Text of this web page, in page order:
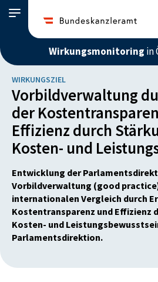
Wirkungsmonitoring in
WIRKUNGSZIEL
Vorbildverwaltung
der
Effizienz durch
Kosten- und
Entwicklung der
Vorbildverwaltung (good
internationalen Vergleich durch
Kostentransparenz und Effizienz
Kosten- und
Parlamentsdirektion.